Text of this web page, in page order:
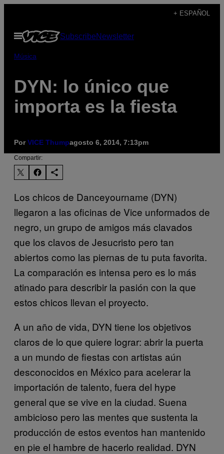
contenido
+ ESPAÑOL
Abrir
Menú
SubscribeNewsletter
Música
DYN: lo único que
importa es la fiesta
PorVICE Thumpagosto 6, 2014, 7:13pm
Compartir:
Los chicos de Danceyourname (DYN)
llegaron a las oficinas de Vice unformados de
negro, un grupo de amigos más clavados
que los clavos de Jesucristo pero tan
abiertos como las piernas de tu puta favorita.
La comparación es intensa pero es lo más
atinado para describir la pasión con la que
estos chicos llevan el proyecto.
A un año de vida, DYN tiene los objetivos
claros de lo que quiere lograr: abrir la puerta
a un mundo de fiestas con artistas aún
desconocidos en México para acelerar la
importación de talento, fuera del hype
general que se vive en la ciudad. Suena
ambicioso pero las mentes que sustenta la
producción de estos eventos han mantenido
en pie el hambre de hacerlo realidad. DYN